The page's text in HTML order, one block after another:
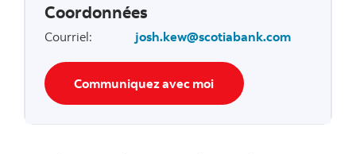
Coordonnées
Courriel: josh.kew@scotiabank.com
Communiquez avec moi